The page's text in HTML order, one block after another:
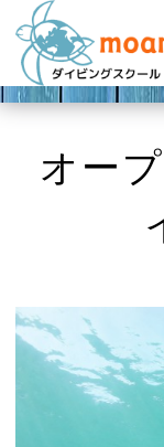
オー